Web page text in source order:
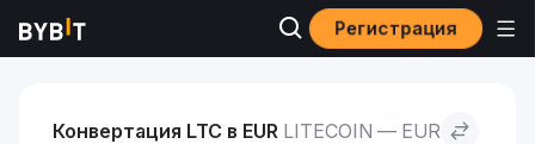
Регистрация
Рынки Litecoin to EUR
Конвертация LTC в EUR LITECOIN — EUR